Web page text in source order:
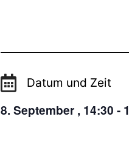
Datum und Zeit
8. September , 14:30 -